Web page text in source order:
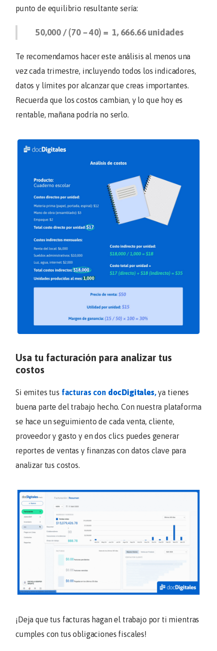
punto de equilibrio resultante sería:
50,000 / (70 – 40) = 1, 666.66 unidades
Te recomendamos hacer este análisis al menos una
vez cada trimestre, incluyendo todos los indicadores,
datos y límites por alcanzar que creas importantes.
Recuerda que los costos cambian, y lo que hoy es
rentable, mañana podría no serlo.
Usa tu facturación para analizar tus
costos
Si emites tus facturas con docDigitales,ya tienes
buena parte del trabajo hecho. Con nuestra plataforma
se hace un seguimiento de cada venta, cliente,
proveedor y gasto y en dos clics puedes generar
reportes de ventas y finanzas con datos clave para
analizar tus costos.
¡Deja que tus facturas hagan el trabajo por ti mientras
cumples con tus obligaciones fiscales!